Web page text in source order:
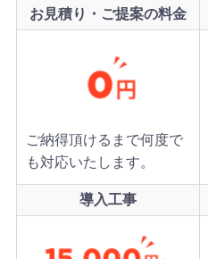
お見積り・ご提案の料金
ご納得頂けるまで何度で
も対応いたします。
導入工事